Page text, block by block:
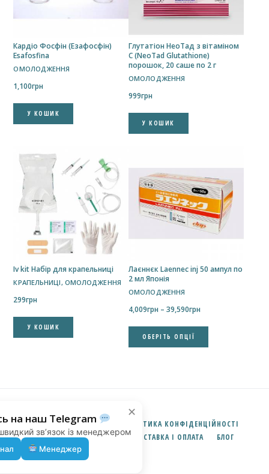
Кардіо Фосфін (Езафосфін)
Esafosfina
ОМОЛОДЖЕННЯ
1,100грн
У КОШИК
Глутатіон НеоТад з вітаміном
C (NeoTad Glutathione)
порошок, 20 саше по 2 г
ОМОЛОДЖЕННЯ
999грн
У КОШИК
Iv kit Набір для крапельниці
КРАПЕЛЬНИЦІ, ОМОЛОДЖЕННЯ
299грн
У КОШИК
Лаєннєк Laennec inj 50 ампул по
2 мл Японія
ОМОЛОДЖЕННЯ
4,009грн – 39,590грн
through
ОБЕРІТЬ ОПЦІЇ
вибрати
ПРО НАС КОНТАКТИ
ПОЛІТИКА КОНФІДЕНЦІЙНОСТІ
УМОВИ ПОВЕРНЕННЯ
ДОСТАВКА І ОПЛАТА БЛОГ
Підпишись на наш Telegram
Новини, акції та швидкий зв’язок із менеджером